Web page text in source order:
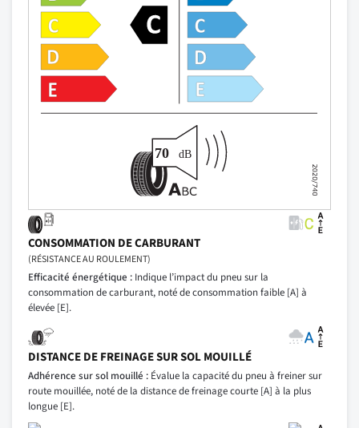
CONSOMMATION DE CARBURANT
(RÉSISTANCE AU ROULEMENT)
Efficacité énergétique : Indique l’impact du pneu sur la
consommation de carburant, noté de consommation faible [A] à
élevée [E].
DISTANCE DE FREINAGE SUR SOL MOUILLÉ
Adhérence sur sol mouillé : Évalue la capacité du pneu à freiner sur
route mouillée, noté de la distance de freinage courte [A] à la plus
longue [E].